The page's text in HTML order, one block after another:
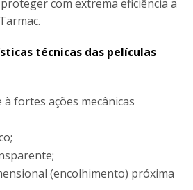
com extrema eficiência a
técnicas das películas
fortes ações mecânicas
(encolhimento) próxima